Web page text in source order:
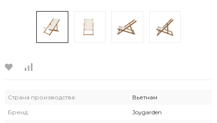
Страна производства: Вьетнам
Бренд: Joygarden